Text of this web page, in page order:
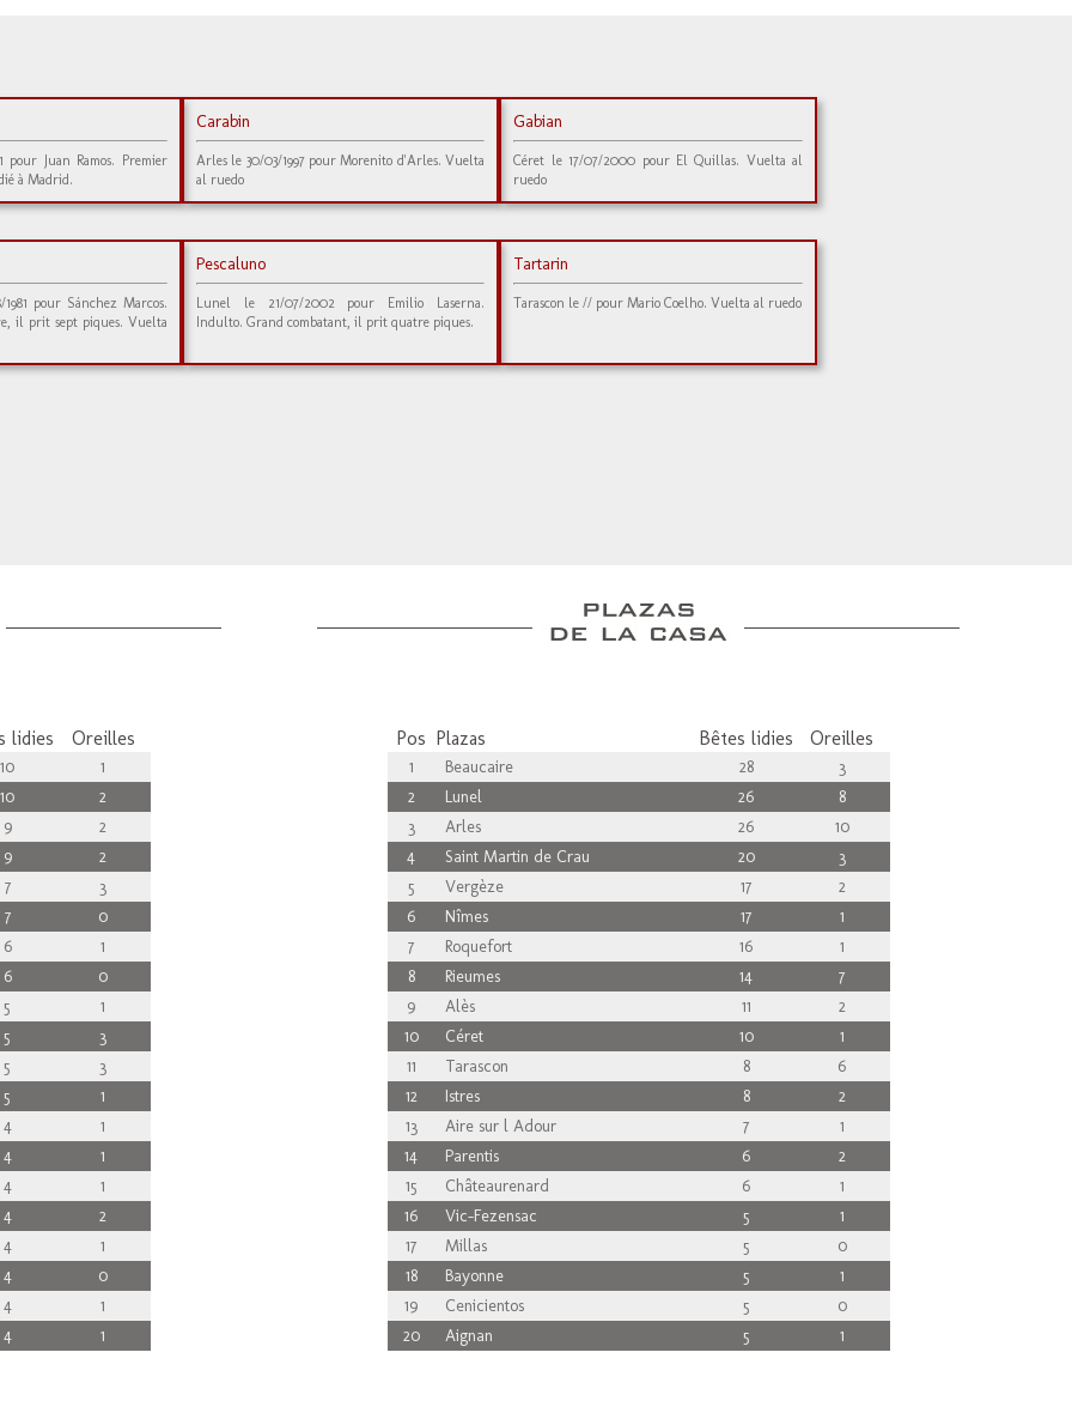
pour Juan Ramos. Premier
à Madrid.
Carabin
Arles le 30/03/1997 pour Morenito d'Arles. Vuelta
al ruedo
Gabian
Céret le 17/07/2000 pour El Quillas. Vuelta al
ruedo
pour Sánchez Marcos.
il prit sept piques. Vuelta
Pescaluno
Lunel le 21/07/2002 pour Emilio Laserna.
Indulto. Grand combatant, il prit quatre piques.
Tartarin
Tarascon le // pour Mario Coelho. Vuelta al ruedo
lidies Oreilles
10
1
10
2
9
2
9
2
7
3
7
0
6
1
6
0
5
1
5
3
5
3
5
1
4
1
4
1
4
1
4
2
4
1
4
0
4
1
4 1
Pos Plazas Bêtes lidies Oreilles
1 Beaucaire 28
3
2
Lunel 26
8
3
Arles 26
10
4
Saint Martin de Crau 20
3
5
Vergèze 17
2
6
Nîmes 17
1
7
Roquefort 16
1
8
Rieumes 14
7
9
Alès 11
2
10
Céret 10
1
11
Tarascon 8
6
12
Istres 8
2
13
Aire sur l Adour 7
1
14
Parentis 6
2
15
Châteaurenard 6
1
16
Vic-Fezensac 5
1
17
Millas 5
0
18
Bayonne 5
1
19
Cenicientos 5
0
20
Aignan 5 1